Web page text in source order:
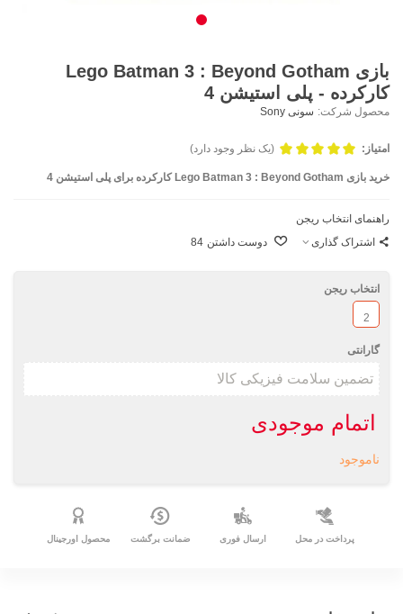
بازی Lego Batman 3 : Beyond Gotham
کارکرده - پلی استیشن 4
محصول شرکت: سونی Sony
امتیاز: (یک نظر وجود دارد)
خرید بازی Lego Batman 3 : Beyond Gotham کارکرده برای پلی استیشن 4
راهنمای انتخاب ریجن
اشتراک گذاری
دوست داشتن 84
انتخاب ریجن
2
گارانتی
اتمام موجودی
ناموجود
پرداخت در محل ارسال فوری ضمانت برگشت محصول اورجینال